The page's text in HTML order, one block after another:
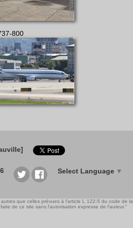
800
Select Language ▼
que celles prévues à l'article L 122-5 du code de la
de ce site sans l'autorisation expresse de l'auteur."